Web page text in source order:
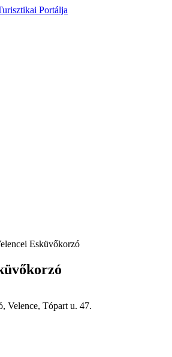
Esküvőkorzó
Velence, Tópart u. 47.